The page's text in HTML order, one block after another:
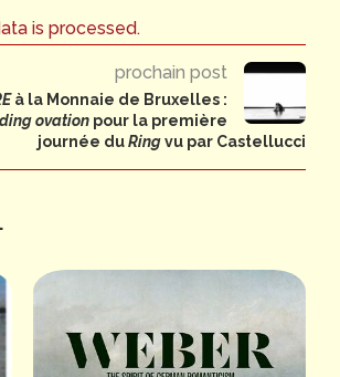
is processed.
prochain post
à la Monnaie de Bruxelles :
ovationpour la première
journée duRingvu par Castellucci